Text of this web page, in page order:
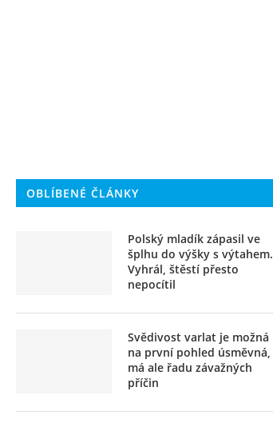
OBLÍBENÉ ČLÁNKY
Polský mladík zápasil ve
šplhu do výšky s výtahem.
Vyhrál, štěstí přesto
nepocítil
Svědivost varlat je možná
na první pohled úsměvná,
má ale řadu závažných
příčin